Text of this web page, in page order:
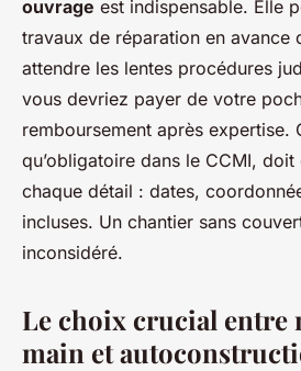
ouvrage est indispensable. Elle
travaux de réparation en avance
attendre les lentes procédures
vous devriez payer de votre
remboursement après expertise.
qu’obligatoire dans le CCMI,
chaque détail : dates,
incluses. Un chantier sans
inconsidéré.
Le choix crucial entre
main et